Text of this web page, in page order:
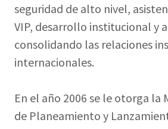
seguridad de alto nivel,
VIP, desarrollo institucional y
consolidando las relaciones
internacionales.
En el año 2006 se le otorga la
de Planeamiento y